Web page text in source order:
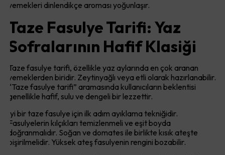
yemekleri dinlendikçe aroması yoğunlaşır.
Taze Fasulye Tarifi: Yaz
Sofralarının Hafif Klasiği
Taze fasulye tarifi, özellikle yaz aylarında en çok aranan
yemeklerden biridir. Zeytinyağlı veya etli olarak hazırlanabilir.
“Taze fasulye tarifi” aramasında kullanıcıların beklentisi
genellikle hafif, sulu ve dengeli bir lezzettir.
İyi bir taze fasulye için ilk adım ayıklama tekniğidir.
Fasulyelerin kılçıkları temizlenmeli ve eşit boyda
doğranmalıdır. Soğan ve domates ile birlikte kısık ateşte
pişirilmelidir. Yüksek ateş fasulyenin rengini bozabilir.